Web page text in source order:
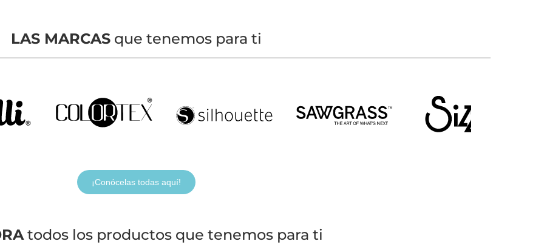
LAS MARCASque tenemos para ti
¡Conócelas todas aquí!
todos los productos que tenemos para ti